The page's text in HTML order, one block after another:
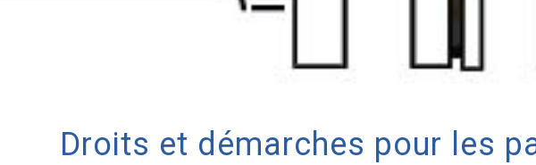
Droits et démarches pour les